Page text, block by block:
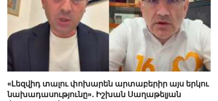
«Լեզվիդ տալու փոխարեն արտաբերիր այս երկու
նախադասությունը»․ Իշխան Սաղաթելյան